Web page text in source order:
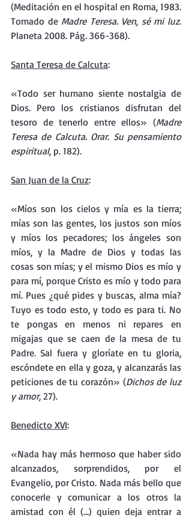
(Meditación en el hospital en Roma, 1983.
Tomado de Madre Teresa. Ven, sé mi luz.
Planeta 2008. Pág. 366-368).
Santa Teresa de Calcuta:
«Todo ser humano siente nostalgia de
Dios. Pero los cristianos disfrutan del
tesoro de tenerlo entre ellos» (Madre
Teresa de Calcuta. Orar. Su pensamiento
espiritual, p. 182).
San Juan de la Cruz:
«Míos son los cielos y mía es la tierra;
mías son las gentes, los justos son míos
y míos los pecadores; los ángeles son
míos, y la Madre de Dios y todas las
cosas son mías; y el mismo Dios es mío y
para mí, porque Cristo es mío y todo para
mí. Pues ¿qué pides y buscas, alma mía?
Tuyo es todo esto, y todo es para ti. No
te pongas en menos ni repares en
migajas que se caen de la mesa de tu
Padre. Sal fuera y gloríate en tu gloria,
escóndete en ella y goza, y alcanzarás las
peticiones de tu corazón» (Dichos de luz
y amor, 27).
Benedicto XVI:
«Nada hay más hermoso que haber sido
alcanzados, sorprendidos, por el
Evangelio, por Cristo. Nada más bello que
conocerle y comunicar a los otros la
amistad con él (…) quien deja entrar a